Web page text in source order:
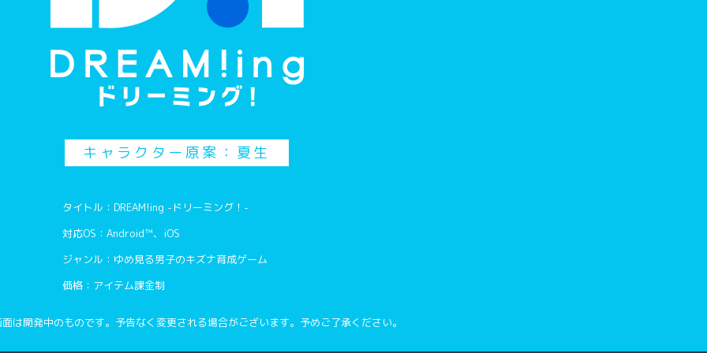
つまり、むっつりってことだろ
ハリーのむっつり！
な、なんだと！！
キャラクター原案：夏生
タイトル：DREAM!ing -ドリーミング！-
対応OS：Android™、iOS
ジャンル：ゆめ見る男子のキズナ育成ゲーム
価格：アイテム課金制
は開発中のものです。予告なく変更される場合がございます。予めご了承ください。